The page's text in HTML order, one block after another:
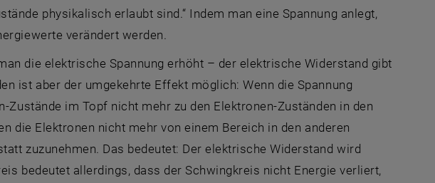
physikalisch erlaubt sind.“ Indem man eine Spannung anlegt,
verändert werden.
die elektrische Spannung erhöht – der elektrische Widerstand gibt
ist aber der umgekehrte Effekt möglich: Wenn die Spannung
Zustände im Topf nicht mehr zu den Elektronen-Zuständen in den
die Elektronen nicht mehr von einem Bereich in den anderen
zuzunehmen. Das bedeutet: Der elektrische Widerstand wird
bedeutet allerdings, dass der Schwingkreis nicht Energie verliert,